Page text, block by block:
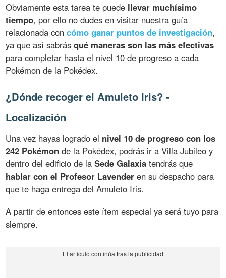
Obviamente esta tarea te puede llevar muchísimo
tiempo, por ello no dudes en visitar nuestra guía
relacionada concómo ganar puntos de investigación,
ya que así sabrásqué maneras son las más efectivas
para completar hasta el nivel 10 de progreso a cada
Pokémon de la Pokédex.
¿Dónde recoger el Amuleto Iris? -
Localización
Una vez hayas logrado el nivel 10 de progreso con los
242 Pokémon de la Pokédex, podrás ir a Villa Jubileo y
dentro del edificio de laSede Galaxia tendrás que
hablar con el Profesor Lavender en su despacho para
que te haga entrega del Amuleto Iris.
A partir de entonces este ítem especial ya será tuyo para
siempre.